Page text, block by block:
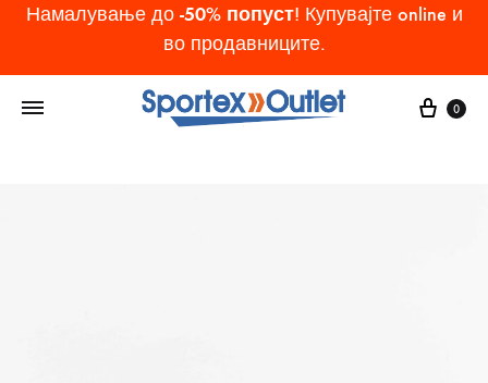
Намалување до -50% попуст! Купувајте online и
во продавниците.
Cart
0